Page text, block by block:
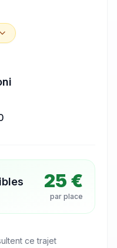
25 €
par place
ntce trajet